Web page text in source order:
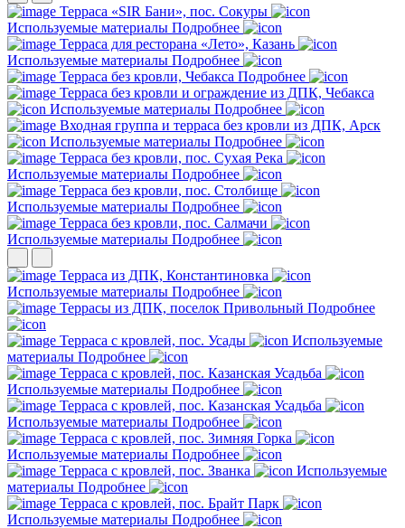
Терраса «SIR Бани», пос. Сокуры
Используемые материалы Подробнее
Терраса для ресторана «Лето», Казань
Используемые материалы Подробнее
Терраса без кровли, Чебакса Подробнее
Терраса без кровли и ограждение из ДПК, Чебакса
Используемые материалы Подробнее
Входная группа и терраса без кровли из ДПК, Арск
Используемые материалы Подробнее
Терраса без кровли, пос. Сухая Река
Используемые материалы Подробнее
Терраса без кровли, пос. Столбище
Используемые материалы Подробнее
Терраса без кровли, пос. Салмачи
Используемые материалы Подробнее
Терраса из ДПК, Константиновка
Используемые материалы Подробнее
Террасы из ДПК, поселок Привольный Подробнее
Терраса с кровлей, пос. Усады
Используемые
материалы Подробнее
Терраса с кровлей, пос. Казанская Усадьба
Используемые материалы Подробнее
Терраса с кровлей, пос. Казанская Усадьба
Используемые материалы Подробнее
Терраса с кровлей, пос. Зимняя Горка
Используемые материалы Подробнее
Терраса с кровлей, пос. Званка
Используемые
материалы Подробнее
Терраса с кровлей, пос. Брайт Парк
Используемые материалы Подробнее